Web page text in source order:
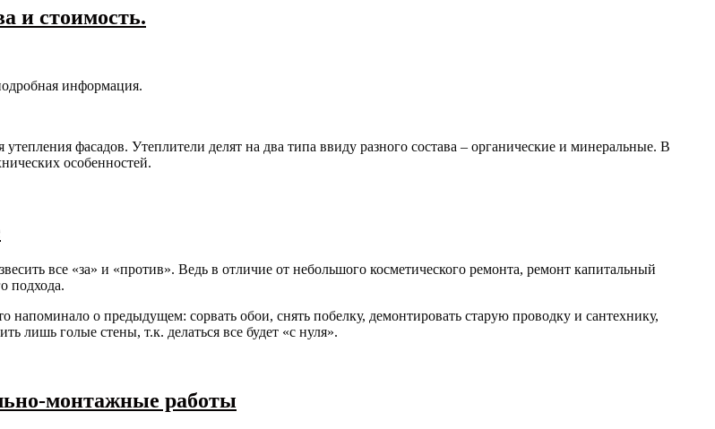
и стоимость.
информация.
фасадов. Утеплители делят на два типа ввиду разного состава – органические и минеральные. В
особенностей.
все «за» и «против». Ведь в отличие от небольшого косметического ремонта, ремонт капитальный
подхода.
напоминало о предыдущем: сорвать обои, снять побелку, демонтировать старую проводку и сантехнику,
лишь голые стены, т.к. делаться все будет «с нуля».
монтажные работы